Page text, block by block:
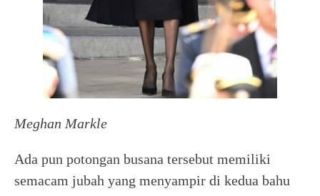
Meghan Markle
Ada pun potongan busana tersebut memiliki
semacam jubah yang menyampir di kedua bahu